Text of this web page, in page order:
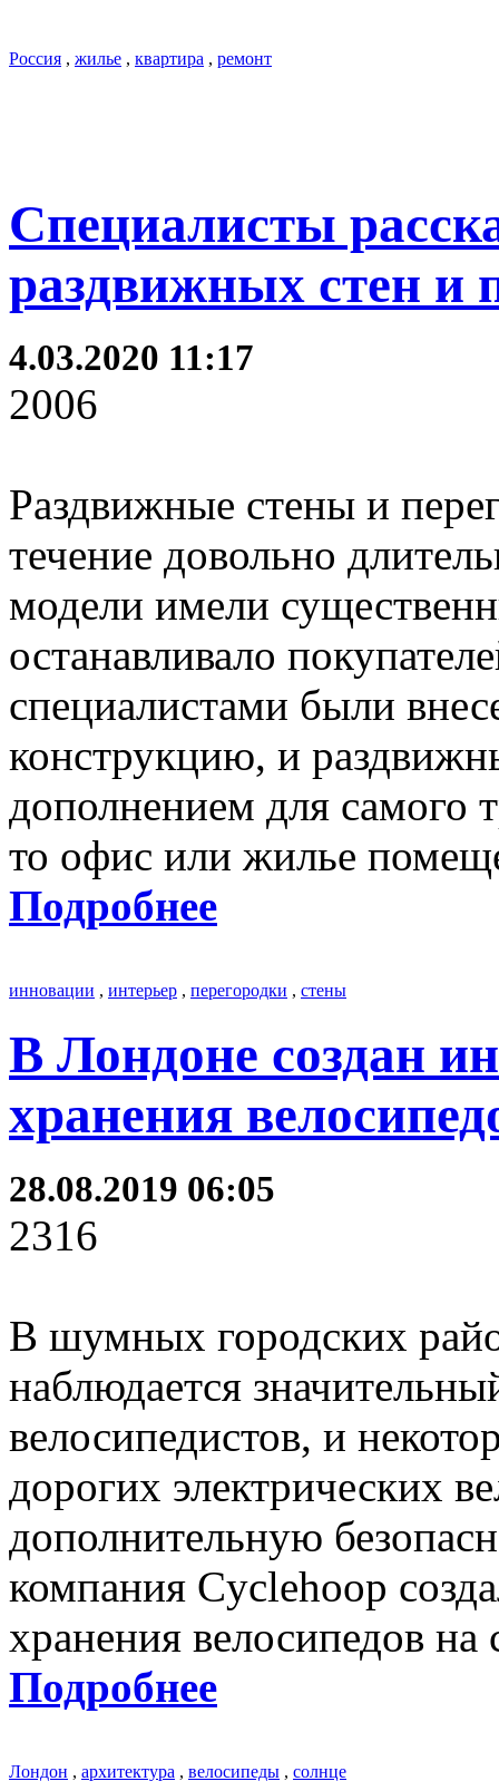
Россия , жилье , квартира , ремонт
Специалисты
раздвижных стен и
4.03.2020 11:17
2006
Раздвижные стены и
течение довольно
модели имели
останавливало
специалистами были
конструкцию, и
дополнением для самого
то офис или жилье
Подробнее
инновации , интерьер , перегородки , стены
В Лондоне создан
хранения
28.08.2019 06:05
2316
В шумных городских
наблюдается
велосипедистов, и
дорогих электрических
дополнительную
компания Cyclehoop
хранения велосипедов на
Подробнее
Лондон , архитектура , велосипеды , солнце